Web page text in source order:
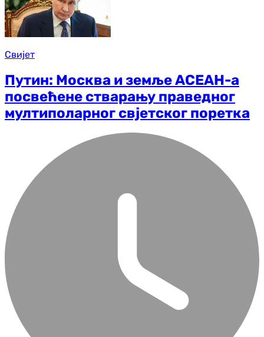
Свијет
Путин: Москва и земље АСЕАН-а
посвећене стварању праведног
мултиполарног свјетског поретка